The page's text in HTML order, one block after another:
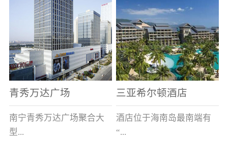
青秀万达广场
南宁青秀万达广场聚合大
型...
三亚希尔顿酒店
酒店位于海南岛最南端有
“...